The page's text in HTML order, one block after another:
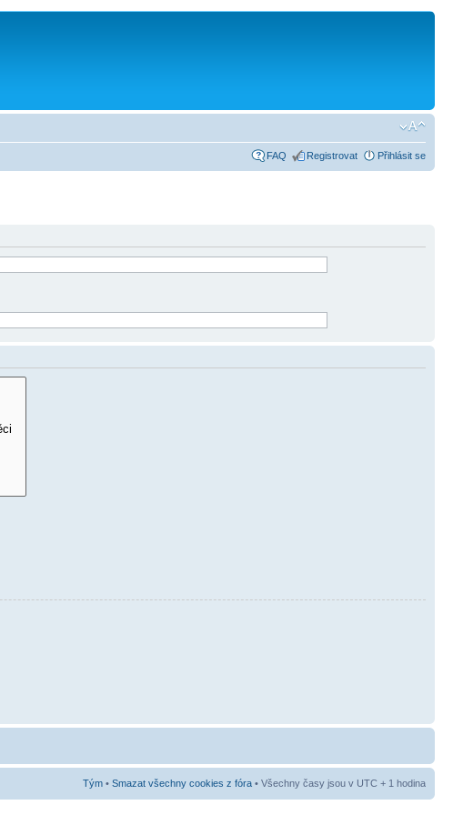
FAQ Registrovat Přihlásit se
Tým • Smazat všechny cookies z fóra • Všechny časy jsou v UTC + 1 hodina